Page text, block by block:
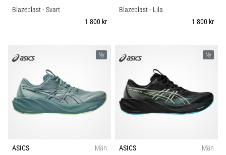
Blazeblast- Svart
1 800 kr
Blazeblast- Lila
1 800 kr
Ny
ASICS
Män
Ny
ASICS
Män